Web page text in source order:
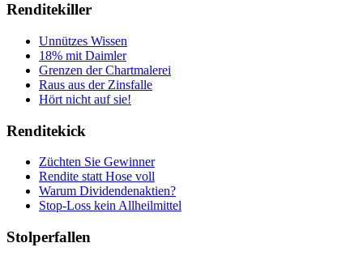
Renditekiller
Unnützes Wissen
18% mit Daimler
Grenzen der Chartmalerei
Raus aus der Zinsfalle
Hört nicht auf sie!
Renditekick
Züchten Sie Gewinner
Rendite statt Hose voll
Warum Dividendenaktien?
Stop-Loss kein Allheilmittel
Stolperfallen